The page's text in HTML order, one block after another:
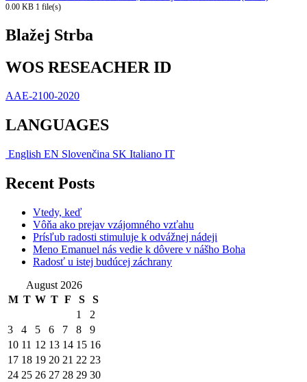
0.00 KB 1 file(s)
Blažej Strba
WOS RESEACHER ID
AAE-2100-2020
LANGUAGES
English EN Slovenčina SK Italiano IT
Recent Posts
Vtedy, keď
Vôňa ako prejav vzájomného vzťahu
Prísľub radosti stimuluje k odvážnej nádeji
Meno Emanuel nás vedie k dôvere v nášho Boha
Radosť u istej budúcej záchrany
August 2026
M T W T F S
S
1
2
3
4 5 6 7 8
9
10 11 12 13 14 15 16
17 18 19 20 21 22 23
24 25 26 27 28 29 30